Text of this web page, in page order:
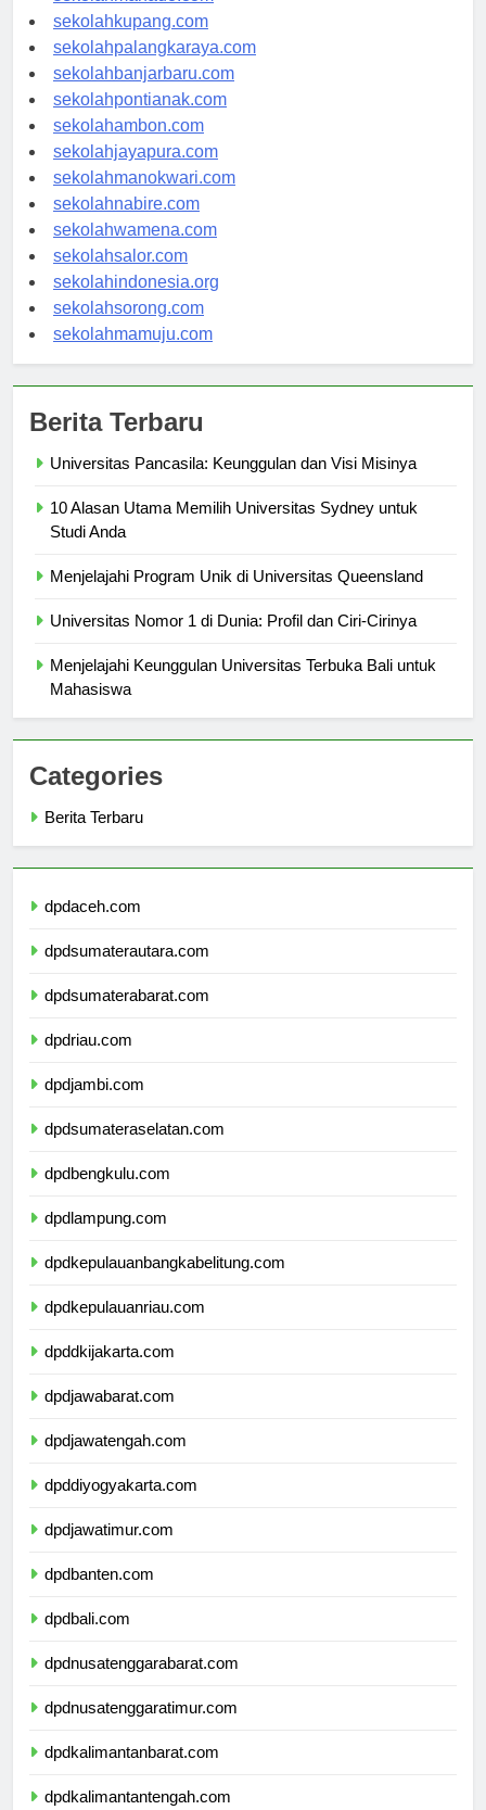
sekolahmanado.com
sekolahkupang.com
sekolahpalangkaraya.com
sekolahbanjarbaru.com
sekolahpontianak.com
sekolahambon.com
sekolahjayapura.com
sekolahmanokwari.com
sekolahnabire.com
sekolahwamena.com
sekolahsalor.com
sekolahindonesia.org
sekolahsorong.com
10 Alasan Utama Memilih Universitas Sydney untuk
Menjelajahi Keunggulan Universitas Terbuka Bali untuk
Categories